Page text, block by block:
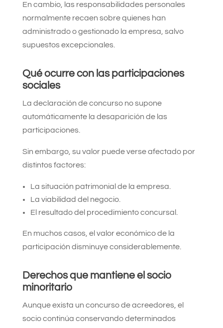
En cambio, las responsabilidades personales
normalmente recaen sobre quienes han
administrado o gestionado la empresa, salvo
supuestos excepcionales.
Qué ocurre con las participaciones
sociales
La declaración de concurso no supone
automáticamente la desaparición de las
participaciones.
Sin embargo, su valor puede verse afectado por
distintos factores:
La situación patrimonial de la empresa.
La viabilidad del negocio.
El resultado del procedimiento concursal.
En muchos casos, el valor económico de la
participación disminuye considerablemente.
Derechos que mantiene el socio
minoritario
Aunque exista un concurso de acreedores, el
socio continúa conservando determinados